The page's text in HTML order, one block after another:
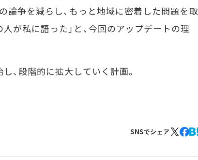
論争を減らし、もっと地域に密着した問題を取
が私に語った」と、今回のアップデートの理
、段階的に拡大していく計画。
SNSでシェア